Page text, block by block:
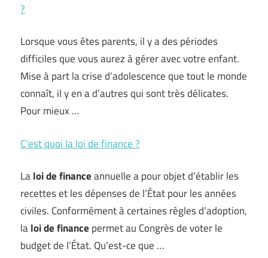
?
Lorsque vous êtes parents, il y a des périodes
difficiles que vous aurez à gérer avec votre enfant.
Mise à part la crise d’adolescence que tout le monde
connaît, il y en a d’autres qui sont très délicates.
Pour mieux …
C’est quoi la loi de finance ?
Laloi de financeannuelle a pour objet d’établir les
recettes et les dépenses de l’État pour les années
civiles. Conformément à certaines règles d’adoption,
laloi de finance permet au Congrès de voter le
budget de l’État. Qu’est-ce que …